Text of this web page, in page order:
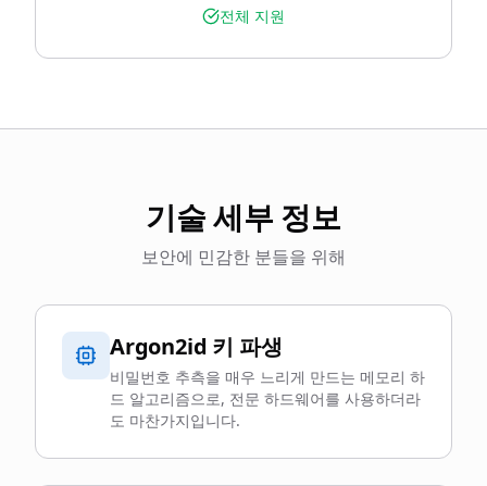
전체 지원
기술 세부 정보
보안에 민감한 분들을 위해
Argon2id 키 파생
비밀번호 추측을 매우 느리게 만드는 메모리 하
드 알고리즘으로, 전문 하드웨어를 사용하더라
도 마찬가지입니다.